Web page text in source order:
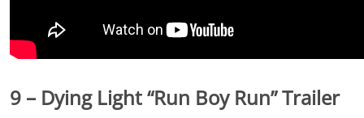
9 – Dying Light “Run Boy Run” Trailer